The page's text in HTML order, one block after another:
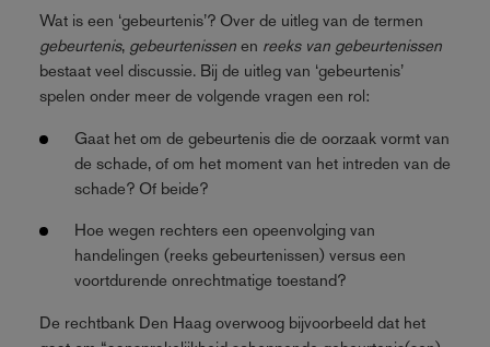
Wat is een ‘gebeurtenis’? Over de uitleg van de termen
gebeurtenis, gebeurtenissenen reeks van gebeurtenissen
bestaat veel discussie. Bij de uitleg van ‘gebeurtenis’
spelen onder meer de volgende vragen een rol:
Gaat het om de gebeurtenis die de oorzaak vormt van
de schade, of om het moment van het intreden van de
schade? Of beide?
Hoe wegen rechters een opeenvolging van
handelingen (reeks gebeurtenissen) versus een
voortdurende onrechtmatige toestand?
De rechtbank Den Haag overwoog bijvoorbeeld dat het